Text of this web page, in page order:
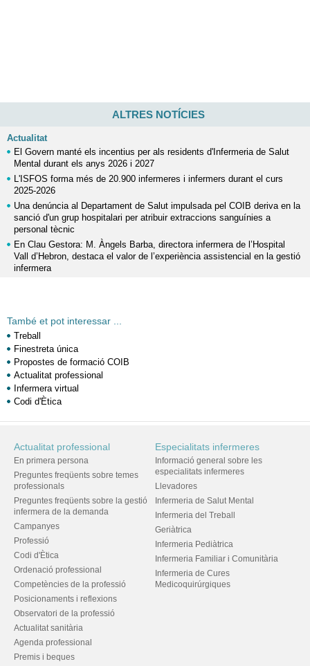
ALTRES NOTÍCIES
Actualitat
El Govern manté els incentius per als residents d'Infermeria de Salut
Mental durant els anys 2026 i 2027
L'ISFOS forma més de 20.900 infermeres i infermers durant el curs
2025-2026
Una denúncia al Departament de Salut impulsada pel COIB deriva en la
sanció d'un grup hospitalari per atribuir extraccions sanguínies a
personal tècnic
En Clau Gestora: M. Àngels Barba, directora infermera de l’Hospital
Vall d’Hebron, destaca el valor de l’experiència assistencial en la gestió
infermera
També et pot interessar ...
Treball
Finestreta única
Propostes de formació COIB
Actualitat professional
Infermera virtual
Codi d'Ètica
Actualitat professional
En primera persona
Preguntes freqüents sobre temes
professionals
Preguntes freqüents sobre la gestió
infermera de la demanda
Campanyes
Professió
Codi d'Ètica
Ordenació professional
Competències de la professió
Posicionaments i reflexions
Observatori de la professió
Actualitat sanitària
Agenda professional
Premis i beques
Especialitats infermeres
Informació general sobre les
especialitats infermeres
Llevadores
Infermeria de Salut Mental
Infermeria del Treball
Geriàtrica
Infermeria Pediàtrica
Infermeria Familiar i Comunitària
Infermeria de Cures
Medicoquirúrgiques